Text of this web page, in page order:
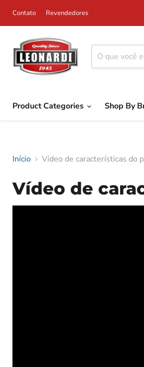
Contato Revendedores
Product Categories Shop By
Início Vídeo de características do
Vídeo de